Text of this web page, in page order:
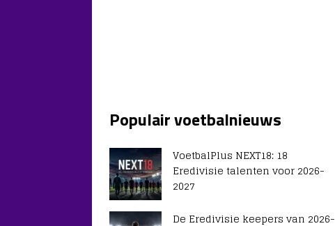
Populair voetbalnieuws
VoetbalPlus NEXT18: 18
Eredivisie talenten voor 2026-
2027
De Eredivisie keepers van 2026-